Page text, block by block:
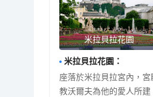
米拉貝拉花園
米拉貝拉花園 ：
座落於米拉貝拉宮內，
教沃爾夫為他的愛人所